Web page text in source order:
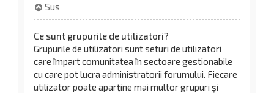
Sus
Ce sunt grupurile de utilizatori?
Grupurile de utilizatori sunt seturi de utilizatori
care împart comunitatea în sectoare gestionabile
cu care pot lucra administratorii forumului. Fiecare
utilizator poate aparține mai multor grupuri și